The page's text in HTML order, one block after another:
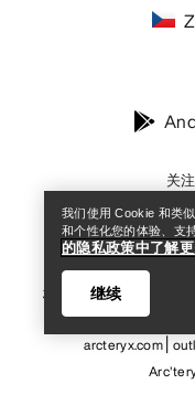
关
您的隐私选择
无障碍通道 请不要
arcteryx.com
我们使用 Cookie 和类
和个性化您的体验、支
的隐私政策中了解更
继续